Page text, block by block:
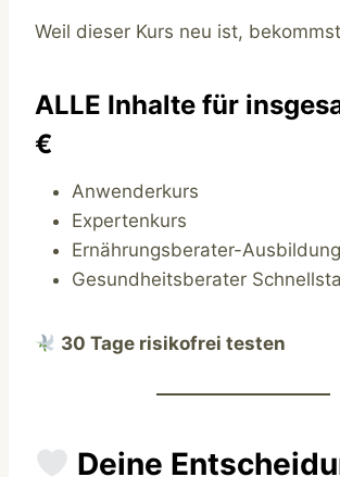
Weil dieser Kurs neu ist,
ALLE Inhalte für
€
Anwenderkurs
Expertenkurs
Ernährungsberater-Ausbildung
Gesundheitsberater
30 Tage risikofrei testen
Deine